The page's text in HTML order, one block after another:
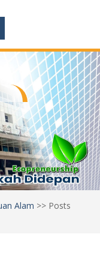
Alam >> Posts